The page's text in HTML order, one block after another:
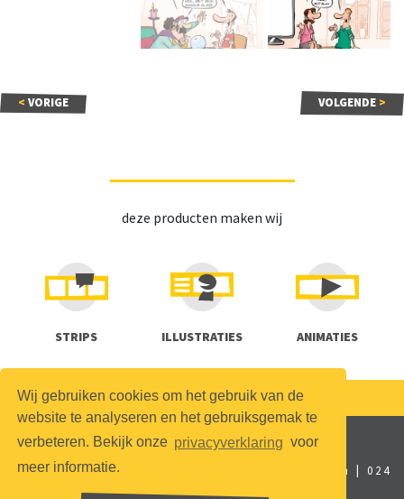
Wij gebruiken cookies om het gebruik van de
website te analyseren en het gebruiksgemak te
verbeteren. Bekijk onze privacyverklaring voor
meer informatie.
< VORIGE VOLGENDE >
deze producten maken wij
STRIPS ILLUSTRATIES ANIMATIES
Volg,mail of bel ons!024 - 356 48 25
Studio Noodweer Nijmegen
024
- 356 48 25